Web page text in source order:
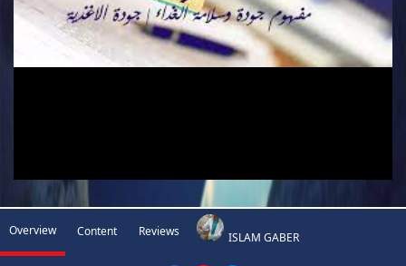
Overview Content Reviews ISLAM GABER